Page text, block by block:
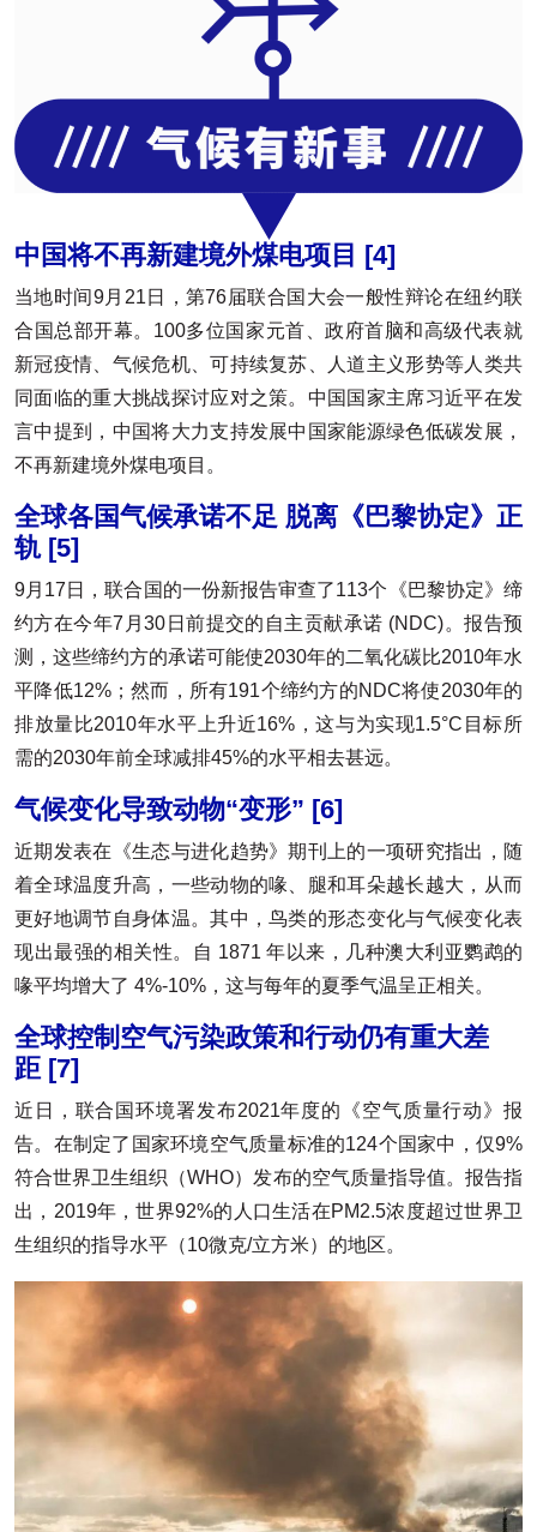
中国将不再新建境外煤电项目 [4]
当地时间9月21日，第76届联合国大会一般性辩论在纽约联
合国总部开幕。100多位国家元首、政府首脑和高级代表就
新冠疫情、气候危机、可持续复苏、人道主义形势等人类共
同面临的重大挑战探讨应对之策。中国国家主席习近平在发
言中提到，中国将大力支持发展中国家能源绿色低碳发展，
不再新建境外煤电项目。
全球各国气候承诺不足 脱离《巴黎协定》正
轨 [5]
9月17日，联合国的一份新报告审查了113个《巴黎协定》缔
约方在今年7月30日前提交的自主贡献承诺 (NDC)。报告预
测，这些缔约方的承诺可能使2030年的二氧化碳比2010年水
平降低12%；然而，所有191个缔约方的NDC将使2030年的
排放量比2010年水平上升近16%，这与为实现1.5°C目标所
需的2030年前全球减排45%的水平相去甚远。
气候变化导致动物“变形” [6]
近期发表在《生态与进化趋势》期刊上的一项研究指出，随
着全球温度升高，一些动物的喙、腿和耳朵越长越大，从而
更好地调节自身体温。其中，鸟类的形态变化与气候变化表
现出最强的相关性。自 1871 年以来，几种澳大利亚鹦鹉的
喙平均增大了 4%-10%，这与每年的夏季气温呈正相关。
全球控制空气污染政策和行动仍有重大差
距 [7]
近日，联合国环境署发布2021年度的《空气质量行动》报
告。在制定了国家环境空气质量标准的124个国家中，仅9%
符合世界卫生组织（WHO）发布的空气质量指导值。报告指
出，2019年，世界92%的人口生活在PM2.5浓度超过世界卫
生组织的指导水平（10微克/立方米）的地区。